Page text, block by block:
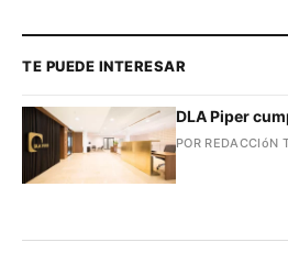
TE PUEDE INTERESAR
DLA Piper
POR REDACCIóN